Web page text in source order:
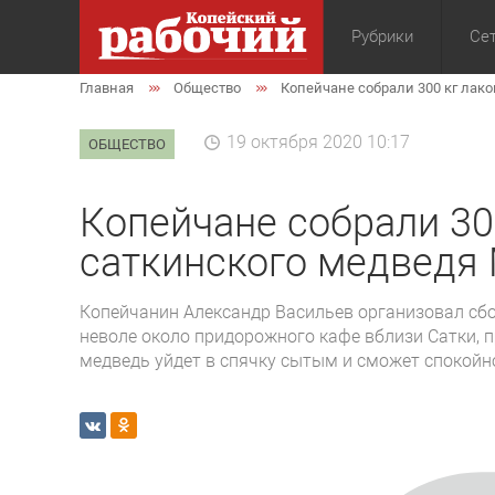
Рубрики
Общество
Главная Общество Копейчане собрали 300 кг
ОБЩЕСТВО 19 октября 2020 10:17
Копейчане собрали
саткинского
Копейчанин Александр Васильев организовал
неволе около придорожного кафе вблизи Сатки,
медведь уйдет в спячку сытым и сможет